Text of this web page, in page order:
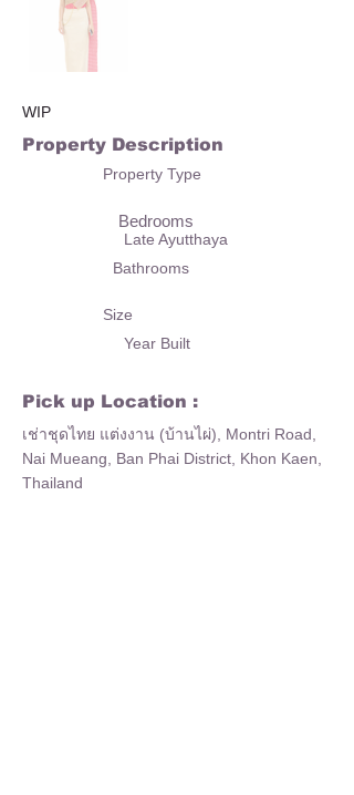
WIP
Property Description
Property Type
Bedrooms
Late Ayutthaya
Bathrooms
Size
Year Built
Pick up Location :
เช่าชุดไทย แต่งงาน (บ้านไผ่), Montri Road,
Nai Mueang, Ban Phai District, Khon Kaen,
Thailand